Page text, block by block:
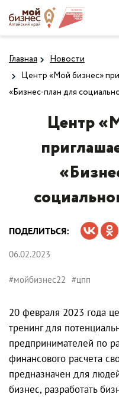
Главная
Новости
Центр «Мой бизнес»
«Бизнес-план для
Центр
ПОДЕЛИТЬСЯ:
06.02.2023
#мойбизнес22 #цпп
20 февраля 2023 года
тренинг для
предпринимателей по
финансового расчета
предназначен для
бизнес, разработать